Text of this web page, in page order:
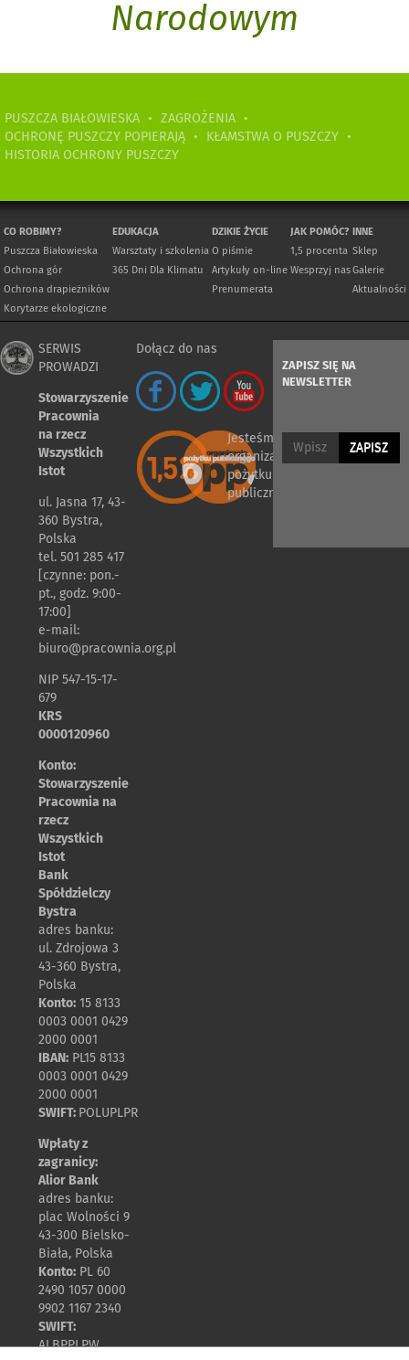
Narodowym
PUSZCZA BIAŁOWIESKA • ZAGROŻENIA
•
OCHRONĘ PUSZCZY POPIERAJĄ
• KŁAMSTWA O PUSZCZY
•
HISTORIA OCHRONY PUSZCZY
CO ROBIMY?
Puszcza Białowieska
Ochrona gór
Ochrona drapieżników
Korytarze ekologiczne
EDUKACJA
Warsztaty i szkolenia
365 Dni Dla Klimatu
DZIKIE ŻYCIE
O piśmie
Artykuły on-line
Prenumerata
JAK POMÓC?
1,5 procenta
Wesprzyj nas
INNE
Sklep
Galerie
Aktualności
SERWIS
PROWADZI
Stowarzyszenie
Pracownia
na rzecz
Wszystkich
Istot
ul. Jasna 17, 43-
360 Bystra,
Polska
tel. 501 285 417
[czynne: pon.-
pt., godz. 9:00-
17:00]
e-mail:
biuro@pracownia.org.pl
NIP 547-15-17-
679
KRS
0000120960
Konto:
Stowarzyszenie
Pracownia na
rzecz
Wszystkich
Istot
Bank
Spółdzielczy
Bystra
adres banku:
ul. Zdrojowa 3
43-360 Bystra,
Polska
Konto:15 8133
0003 0001 0429
2000 0001
IBAN:PL15 8133
0003 0001 0429
2000 0001
SWIFT: POLUPLPR
Wpłaty z
zagranicy:
Alior Bank
adres banku:
plac Wolności 9
43-300 Bielsko-
Biała, Polska
Konto:PL 60
2490 1057 0000
9902 1167 2340
SWIFT:
ALBPPLPW
Dołącz do nas
Jesteśmy
organizacją
pożytku
publicznego
ZAPISZ SIĘ NA
NEWSLETTER
ZAPISZ